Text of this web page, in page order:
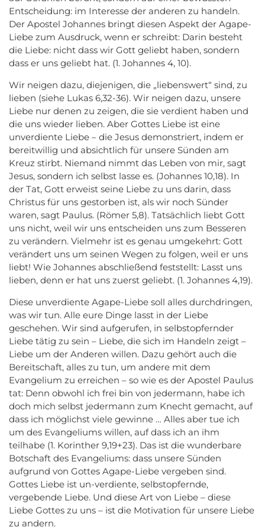
Entscheidung: im Interesse der anderen zu handeln.
Der Apostel Johannes bringt diesen Aspekt der Agape-
Liebe zum Ausdruck, wenn er schreibt: Darin besteht
die Liebe: nicht dass wir Gott geliebt haben, sondern
dass er uns geliebt hat. (1. Johannes 4, 10).
Wir neigen dazu, diejenigen, die „liebenswert“ sind, zu
lieben (siehe Lukas 6,32-36). Wir neigen dazu, unsere
Liebe nur denen zu zeigen, die sie verdient haben und
die uns wieder lieben. Aber Gottes Liebe ist eine
unverdiente Liebe – die Jesus demonstriert, indem er
bereitwillig und absichtlich für unsere Sünden am
Kreuz stirbt. Niemand nimmt das Leben von mir, sagt
Jesus, sondern ich selbst lasse es. (Johannes 10,18). In
der Tat, Gott erweist seine Liebe zu uns darin, dass
Christus für uns gestorben ist, als wir noch Sünder
waren, sagt Paulus. (Römer 5,8). Tatsächlich liebt Gott
uns nicht, weil wir uns entscheiden uns zum Besseren
zu verändern. Vielmehr ist es genau umgekehrt: Gott
verändert uns um seinen Wegen zu folgen, weil er uns
liebt! Wie Johannes abschließend feststellt: Lasst uns
lieben, denn er hat uns zuerst geliebt. (1. Johannes 4,19).
Diese unverdiente Agape-Liebe soll alles durchdringen,
was wir tun. Alle eure Dinge lasst in der Liebe
geschehen. Wir sind aufgerufen, in selbstopfernder
Liebe tätig zu sein – Liebe, die sich im Handeln zeigt –
Liebe um der Anderen willen. Dazu gehört auch die
Bereitschaft, alles zu tun, um andere mit dem
Evangelium zu erreichen – so wie es der Apostel Paulus
tat: Denn obwohl ich frei bin von jedermann, habe ich
doch mich selbst jedermann zum Knecht gemacht, auf
dass ich möglichst viele gewinne … Alles aber tue ich
um des Evangeliums willen, auf dass ich an ihm
teilhabe (1. Korinther 9,19+23). Das ist die wunderbare
Botschaft des Evangeliums: dass unsere Sünden
aufgrund von Gottes Agape-Liebe vergeben sind.
Gottes Liebe ist un-verdiente, selbstopfernde,
vergebende Liebe. Und diese Art von Liebe – diese
Liebe Gottes zu uns – ist die Motivation für unsere Liebe
zu andern.